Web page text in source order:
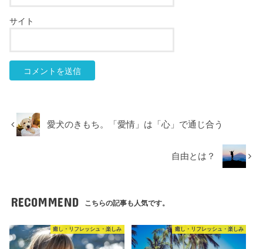
サイト
愛犬のきもち。「愛情」は「心」で通じ合う
自由とは？
RECOMMEND こちらの記事も人気です。
癒し・リフレッシュ・楽しみ 癒し・リフレッシュ・楽しみ